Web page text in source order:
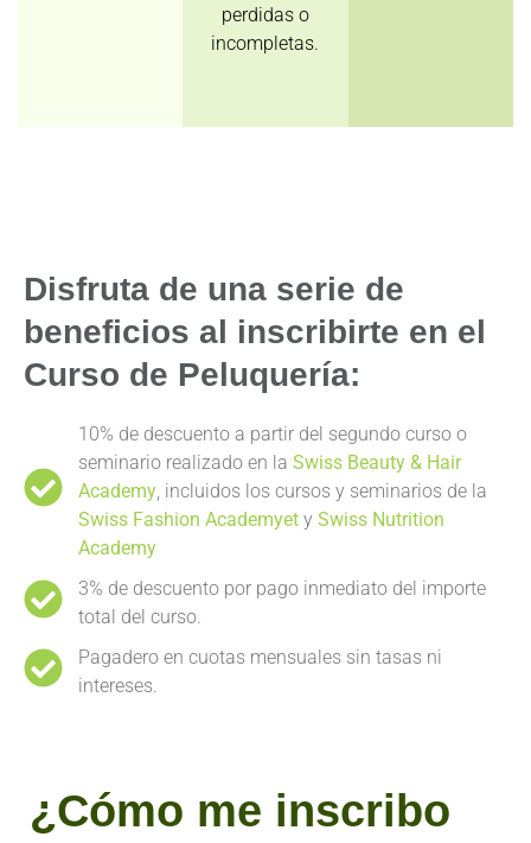
perdidas o
incompletas.
Disfruta de una serie de
beneficios al inscribirte en el
Curso de Peluquería:
10% de descuento a partir del segundo curso o
seminario realizado en laSwiss Beauty & Hair
Academy , incluidos los cursos y seminarios de la
Swiss Fashion Academyet ySwiss Nutrition
Academy
3% de descuento por pago inmediato del importe
total del curso.
Pagadero en cuotas mensuales sin tasas ni
intereses.
¿Cómo me inscribo